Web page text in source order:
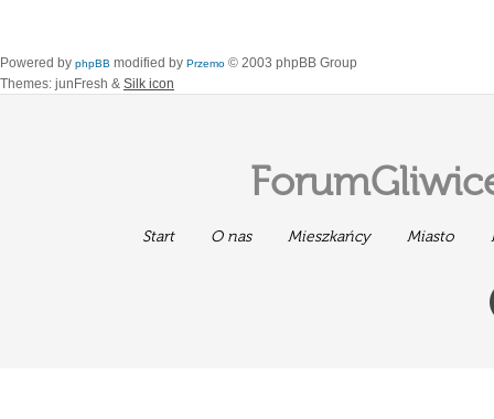
Powered by phpBB modified by Przemo © 2003 phpBB Group
Themes: junFresh & Silk icon
Start O nas Mieszkańcy Miasto